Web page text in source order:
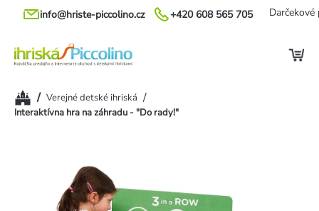
Prejsť
+420 608 565 705
info@hriste-piccolino.cz Darčekové
Domov
/ Verejné detské ihriská /
Interaktívna hra na záhradu - "Do rady!"